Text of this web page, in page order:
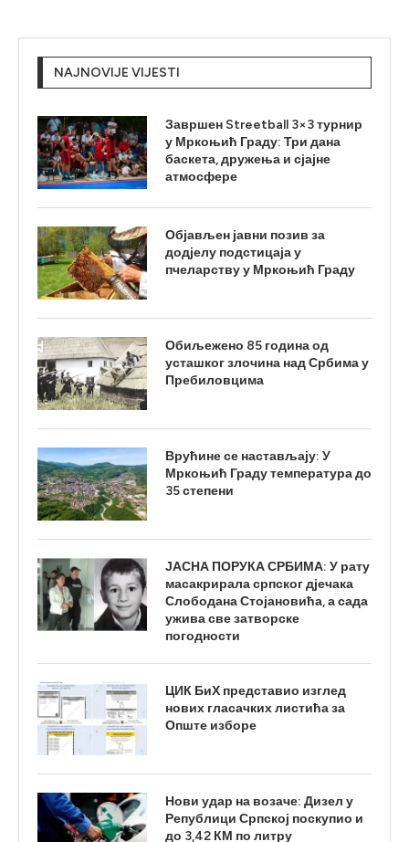
NAJNOVIJE VIJESTI
Завршен Streetball 3×3 турнир
у Мркоњић Граду: Три дана
баскета, дружења и сјајне
атмосфере
Објављен јавни позив за
додјелу подстицаја у
пчеларству у Мркоњић Граду
Обиљежено 85 година од
усташког злочина над Србима у
Пребиловцима
Врућине се настављају: У
Мркоњић Граду температура до
35 степени
ЈАСНА ПОРУКА СРБИМА: У рату
масакрирала српског дјечака
Слободана Стојановића, а сада
ужива све затворске
погодности
ЦИК БиХ представио изглед
нових гласачких листића за
Опште изборе
Нови удар на возаче: Дизел у
Републици Српској поскупио и
до 3,42 КМ по литру